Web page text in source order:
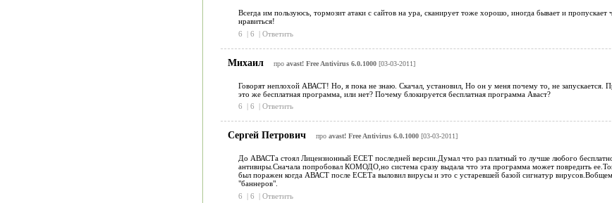
Всегда им пользуюсь, тормозит атаки с сайтов на ура, сканирует тоже хорошо, иногда бывает и
нравиться!
6
| 6 | Ответить
Михаил про avast! Free Antivirus 6.0.1000[03-03-2011]
Говорят неплохой АВАСТ! Но, я пока не знаю. Скачал, установил, Но он у меня почему то, не запускается.
это же бесплатная программа, или нет? Почему блокируется бесплатная программа Аваст?
6
| 6 | Ответить
Сергей Петрович про avast! Free Antivirus 6.0.1000[03-03-2011]
До АВАСТа стоял Лицензионный ЕСЕТ последней версии.Думал что раз платный то лучше любого
антивиры.Сначала попробовал КОМОДО,но система сразу выдала что эта программа может повредить
был поражен когда АВАСТ после ЕСЕТа выловил вирусы и это с устаревшей базой сигнатур
"баннеров".
6
| 6 | Ответить